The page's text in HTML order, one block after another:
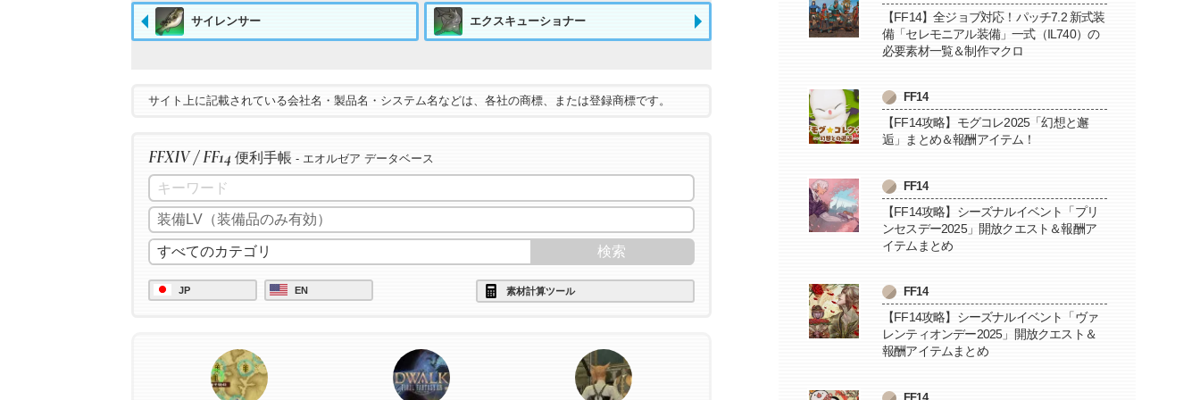
サイレンサー エクスキューショナー
サイト上に記載されている会社名・製品名・システム名などは、各社の商標、または登録商標です。
FFXIV / FF14 便利手帳 - エオルゼア データベース
JP EN 素材計算ツール
【FF14】全ジョブ対応！パッチ7.2 新式装
備「セレモニアル装備」一式（IL740）の
必要素材一覧＆制作マクロ
FF14
【FF14攻略】モグコレ2025「幻想と邂
逅」まとめ＆報酬アイテム！
FF14
【FF14攻略】シーズナルイベント「プリ
ンセスデー2025」開放クエスト＆報酬ア
イテムまとめ
FF14
【FF14攻略】シーズナルイベント「ヴァ
レンティオンデー2025」開放クエスト＆
報酬アイテムまとめ